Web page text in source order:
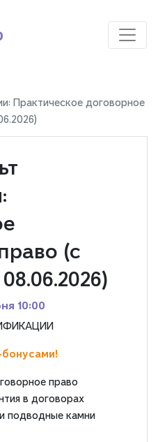
Практическое договорное
(c
10:00
право
в договорах
подводные камни